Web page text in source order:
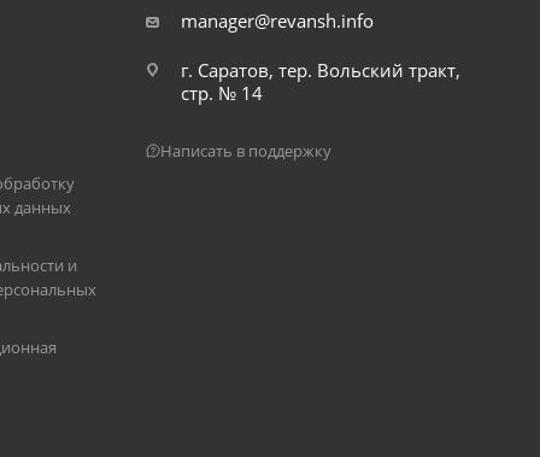
данных
и
manager@revansh.info
г. Саратов, тер. Вольский тракт,
стр. № 14
Написать в поддержку